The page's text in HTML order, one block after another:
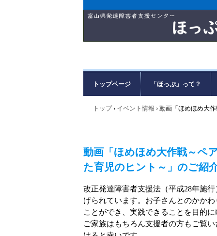
トップページ 「ほっぷ」って？
トップ › イベント情報 › 動画「ほめほめ大
動画「ほめほめ大作戦～ペ
た育児のヒント～」のご紹
改正発達障害者支援法（平成28年施
げられています。お子さんとのかか
ことができ、実践できることを目的に
ご家族はもちろん支援者の方もご覧